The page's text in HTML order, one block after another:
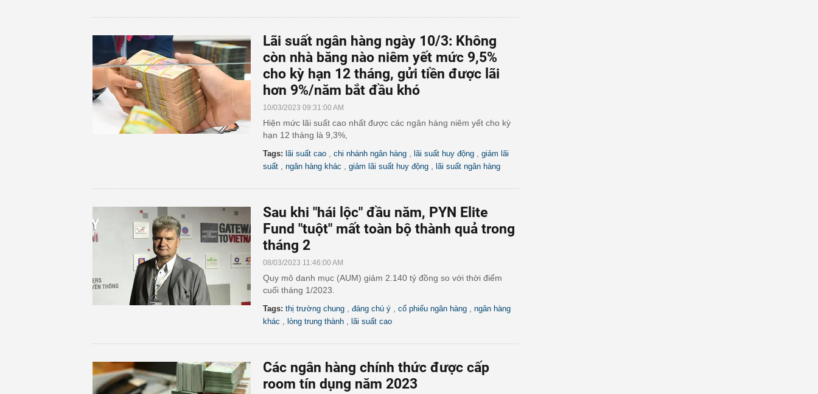
Lãi suất ngân hàng ngày 10/3: Không
còn nhà băng nào niêm yết mức 9,5%
cho kỳ hạn 12 tháng, gửi tiền được lãi
hơn 9%/năm bắt đầu khó
10/03/2023 09:31:00 AM
Hiện mức lãi suất cao nhất được các ngân hàng niêm yết cho kỳ
hạn 12 tháng là 9,3%,
Tags: lãi suất cao chi nhánh ngân hàng lãi suất huy động
giảm lãi
suất
ngân hàng khác giảm lãi suất huy động lãi suất ngân hàng
Sau khi "hái lộc" đầu năm, PYN Elite
Fund "tuột" mất toàn bộ thành quả trong
tháng 2
08/03/2023 11:46:00 AM
Quy mô danh mục (AUM) giảm 2.140 tỷ đồng so với thời điểm
cuối tháng 1/2023.
Tags: thị trường chung đáng chú ý cổ phiếu ngân hàng
ngân hàng
khác
lòng trung thành lãi suất cao
Các ngân hàng chính thức được cấp
room tín dụng năm 2023